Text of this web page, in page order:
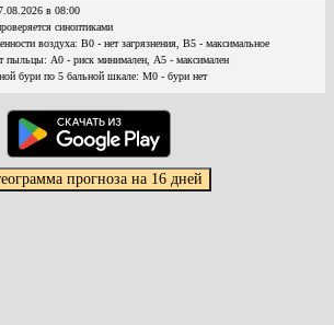
в 08:00
синоптиками
воздуха: В0 - нет загрязнения, В5 - максимальное
пыльцы: А0 - риск минимален, А5 - максимален
бури по 5 бальной шкале: М0 - бури нет